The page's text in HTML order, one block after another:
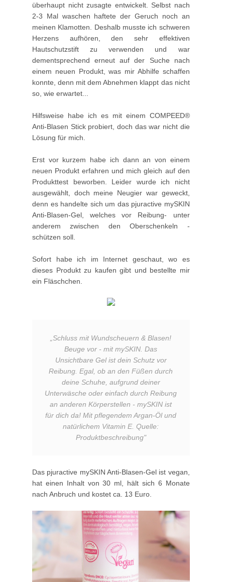
überhaupt nicht zusagte entwickelt. Selbst nach
2-3 Mal waschen haftete der Geruch noch an
meinen Klamotten. Deshalb musste ich schweren
Herzens aufhören, den sehr effektiven
Hautschutzstift zu verwenden und war
dementsprechend erneut auf der Suche nach
einem neuen Produkt, was mir Abhilfe schaffen
konnte, denn mit dem Abnehmen klappt das nicht
so, wie erwartet...
Hilfsweise habe ich es mit einem COMPEED®
Anti-Blasen Stick probiert, doch das war nicht die
Lösung für mich.
Erst vor kurzem habe ich dann an von einem
neuen Produkt erfahren und mich gleich auf den
Produkttest beworben. Leider wurde ich nicht
ausgewählt, doch meine Neugier war geweckt,
denn es handelte sich um das pjuractive mySKIN
Anti-Blasen-Gel, welches vor Reibung- unter
anderem zwischen den Oberschenkeln -
schützen soll.
Sofort habe ich im Internet geschaut, wo es
dieses Produkt zu kaufen gibt und bestellte mir
ein Fläschchen.
„Schluss mit Wundscheuern & Blasen!
Beuge vor - mit mySKIN. Das
Unsichtbare Gel ist dein Schutz vor
Reibung. Egal, ob an den Füßen durch
deine Schuhe, aufgrund deiner
Unterwäsche oder einfach durch Reibung
an anderen Körperstellen - mySKIN ist
für dich da! Mit pflegendem Argan-Öl und
natürlichem Vitamin E. Quelle:
Produktbeschreibung"
Das pjuractive mySKIN Anti-Blasen-Gel ist vegan,
hat einen Inhalt von 30 ml, hält sich 6 Monate
nach Anbruch und kostet ca. 13 Euro.